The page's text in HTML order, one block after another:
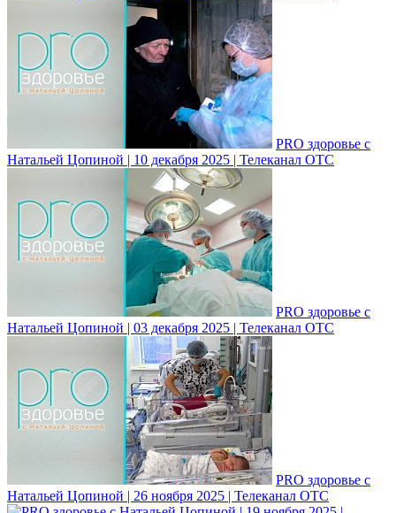
PRO здоровье с
Натальей Цопиной | 10 декабря 2025 | Телеканал ОТС
PRO здоровье с
Натальей Цопиной | 03 декабря 2025 | Телеканал ОТС
PRO здоровье с
Натальей Цопиной | 26 ноября 2025 | Телеканал ОТС